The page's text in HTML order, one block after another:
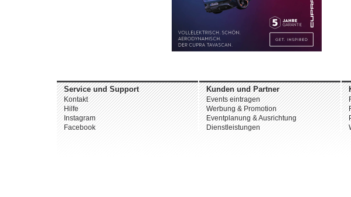
Service und Support
Kontakt
Hilfe
Instagram
Facebook
Kunden und Partner
Events eintragen
Werbung & Promotion
Eventplanung & Ausrichtung
Dienstleistungen